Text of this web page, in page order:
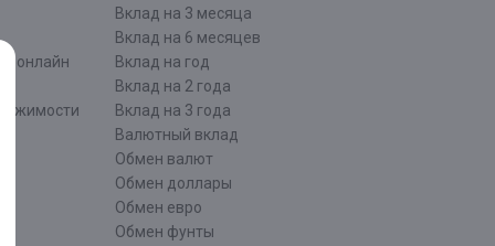
онлайн
Вклад на 3 месяца
Вклад на 6 месяцев
Вклад на год
Вклад на 2 года
Вклад на 3 года
Валютный вклад
Обмен валют
Обмен доллары
Обмен евро
Обмен фунты